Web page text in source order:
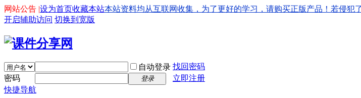
设为首页收藏本站
网站公告 |
本站资料均从互联网收集，为了更好的学习，请购买正版产品！若侵犯
开启辅助访问 切换到宽版
自动登录 找回密码
密码
登录
立即注册
快捷导航